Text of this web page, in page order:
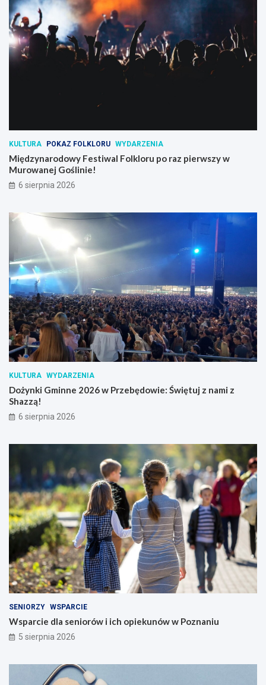
KULTURA POKAZ FOLKLORU WYDARZENIA
Międzynarodowy Festiwal Folkloru po raz pierwszy w
Murowanej Goślinie!
6 sierpnia 2026
KULTURA WYDARZENIA
Dożynki Gminne 2026 w Przebędowie: Świętuj z nami z
Shazzą!
6 sierpnia 2026
SENIORZY WSPARCIE
Wsparcie dla seniorów i ich opiekunów w Poznaniu
5 sierpnia 2026